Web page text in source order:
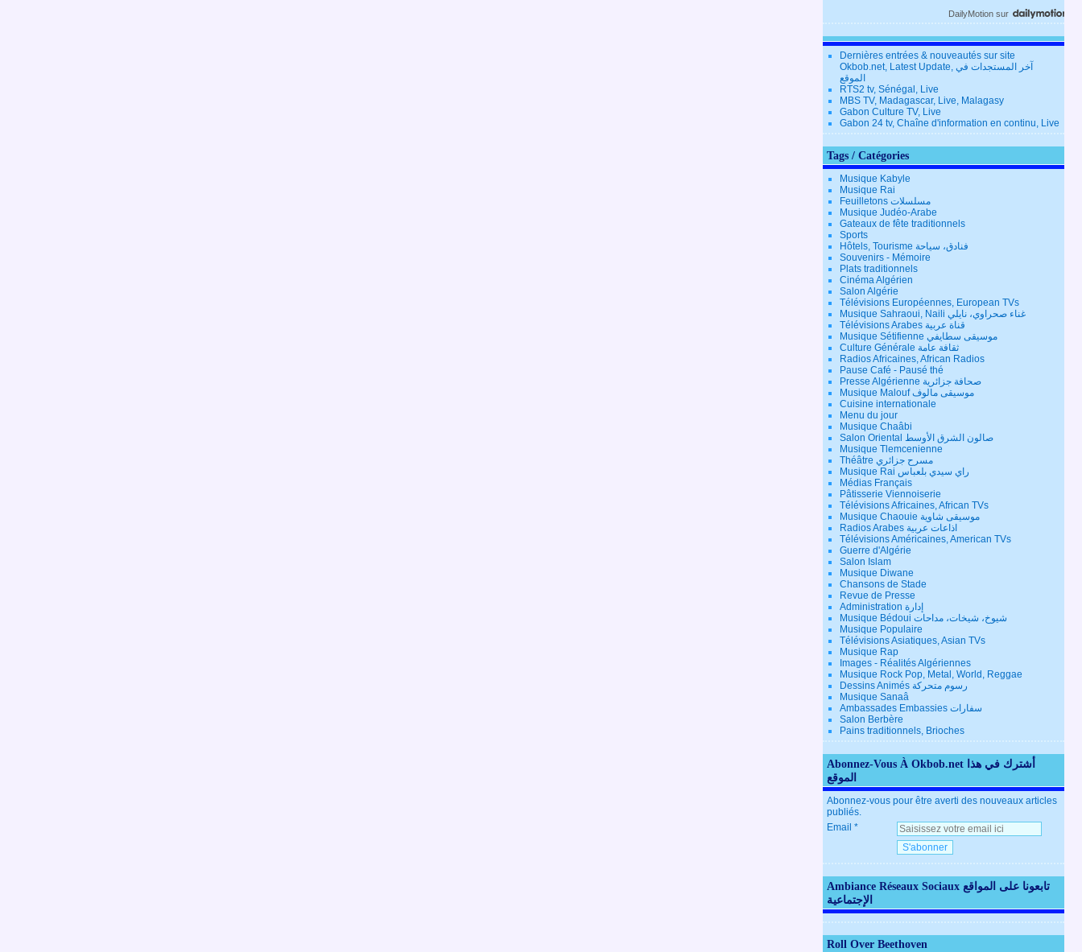
DailyMotion sur
Dernières entrées & nouveautés sur site
Okbob.net, Latest Update, آخر المستجدات في
الموقع
RTS2 tv, Sénégal, Live
MBS TV, Madagascar, Live, Malagasy
Gabon Culture TV, Live
Gabon 24 tv, Chaîne d'information en continu, Live
Tags / Catégories
Musique Kabyle
Musique Rai
Feuilletons مسلسلات
Musique Judéo-Arabe
Gateaux de fête traditionnels
Sports
Hôtels, Tourisme فنادق، سياحة
Souvenirs - Mémoire
Plats traditionnels
Cinéma Algérien
Salon Algérie
Télévisions Européennes, European TVs
Musique Sahraoui, Naili غناء صحراوي، نايلي
Télévisions Arabes قناة عربية
Musique Sétifienne موسيقى سطايفي
Culture Générale ثقافة عامة
Radios Africaines, African Radios
Pause Café - Pausé thé
Presse Algérienne صحافة جزائرية
Musique Malouf موسيقى مالوف
Cuisine internationale
Menu du jour
Musique Chaâbi
Salon Oriental صالون الشرق الأوسط
Musique Tlemcenienne
Théâtre مسرح جزائري
Musique Rai راي سيدي بلعباس
Médias Français
Pâtisserie Viennoiserie
Télévisions Africaines, African TVs
Musique Chaouie موسيقى شاوية
Radios Arabes اذاعات عربية
Télévisions Américaines, American TVs
Guerre d'Algérie
Salon Islam
Musique Diwane
Chansons de Stade
Revue de Presse
Administration إدارة
Musique Bédoui شيوخ، شيخات، مداحات
Musique Populaire
Télévisions Asiatiques, Asian TVs
Musique Rap
Images - Réalités Algériennes
Musique Rock Pop, Metal, World, Reggae
Dessins Animés رسوم متحركة
Musique Sanaâ
Ambassades Embassies سفارات
Salon Berbère
Pains traditionnels, Brioches
Abonnez-Vous À Okbob.net أشترك في هذا
الموقع
Abonnez-vous pour être averti des nouveaux articles
publiés.
Email
Ambiance Réseaux Sociaux تابعونا على المواقع
الإجتماعية
Roll Over Beethoven